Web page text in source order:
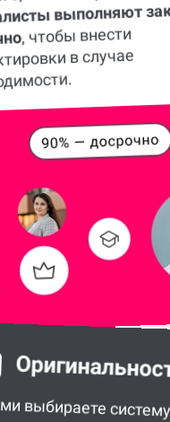
выполняют
, чтобы внести
в случае
выбираете систему
заимствований
— eTXT, «Антиплагиат»